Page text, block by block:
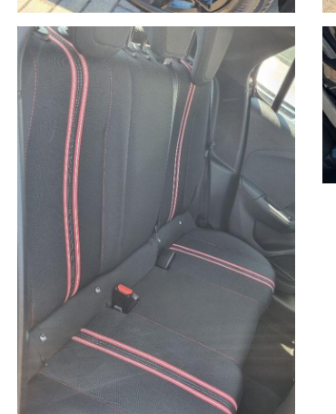
nuova sede in via Braja 48r a Savona.
con sede in Via Nizza 18 a Savona.